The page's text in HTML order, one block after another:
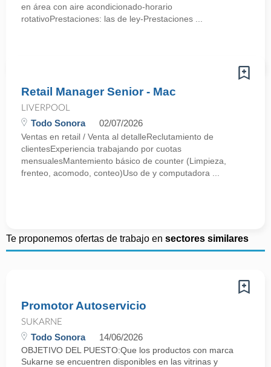
en área con aire acondicionado-horario
rotativoPrestaciones: las de ley-Prestaciones ...
Retail Manager Senior - Mac
LIVERPOOL
Todo Sonora 02/07/2026
Ventas en retail / Venta al detalleReclutamiento de
clientesExperiencia trabajando por cuotas
mensualesMantemiento básico de counter (Limpieza,
frenteo, acomodo, conteo)Uso de y computadora ...
Te proponemos ofertas de trabajo en sectores similares
Promotor Autoservicio
SUKARNE
Todo Sonora 14/06/2026
OBJETIVO DEL PUESTO:Que los productos con marca
Sukarne se encuentren disponibles en las vitrinas y